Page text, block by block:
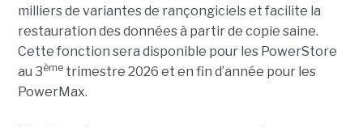
milliers de variantes de rançongiciels et facilite la
restauration des données à partir de copie saine.
Cette fonction sera disponible pour les PowerStore
au 3èmetrimestre 2026 et en fin d’année pour les
PowerMax.